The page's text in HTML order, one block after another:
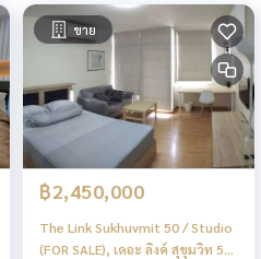
ขาย
฿2,450,000
The Link Sukhuvmit 50 / Studio
(FOR SALE), เดอะ ลิงค์ สุขุมวิท 50